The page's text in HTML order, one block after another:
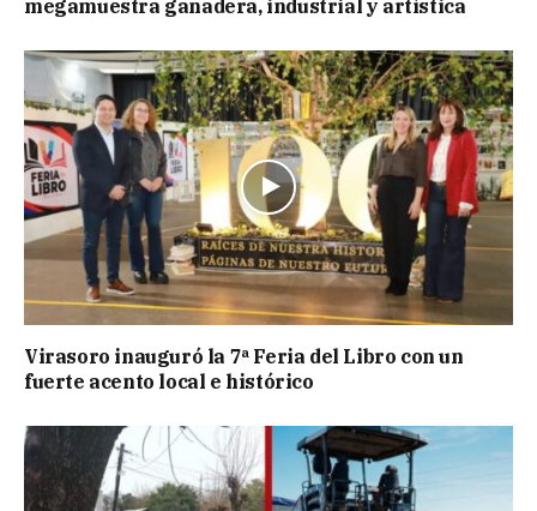
megamuestra ganadera, industrial y artística
Virasoro inauguró la 7ª Feria del Libro con un
fuerte acento local e histórico